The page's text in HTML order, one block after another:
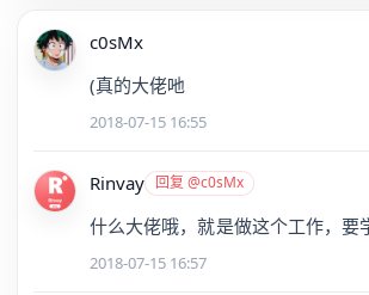
c0sMx
(真的大佬吔
2018-07-15 16:55
Rinvay 回复 @c0sMx
什么大佬哦，就是做这个工作，要
2018-07-15 16:57